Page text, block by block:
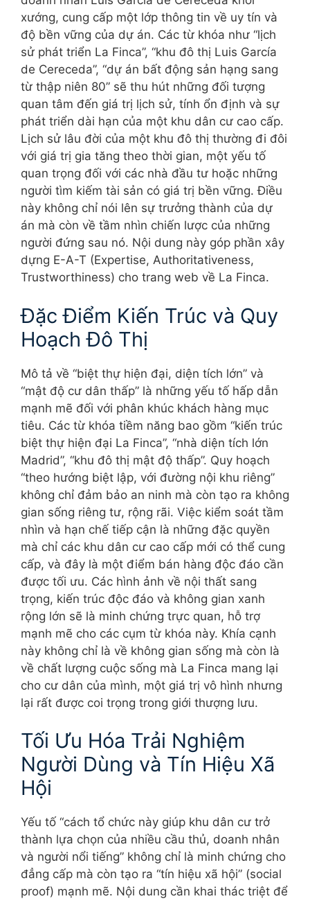
xướng, cung cấp một lớp thông tin về uy tín và
độ bền vững của dự án. Các từ khóa như “lịch
sử phát triển La Finca”, “khu đô thị Luis García
de Cereceda”, “dự án bất động sản hạng sang
từ thập niên 80” sẽ thu hút những đối tượng
quan tâm đến giá trị lịch sử, tính ổn định và sự
phát triển dài hạn của một khu dân cư cao cấp.
Lịch sử lâu đời của một khu đô thị thường đi đôi
với giá trị gia tăng theo thời gian, một yếu tố
quan trọng đối với các nhà đầu tư hoặc những
người tìm kiếm tài sản có giá trị bền vững. Điều
này không chỉ nói lên sự trưởng thành của dự
án mà còn về tầm nhìn chiến lược của những
người đứng sau nó. Nội dung này góp phần xây
dựng E-A-T (Expertise, Authoritativeness,
Trustworthiness) cho trang web về La Finca.
Đặc Điểm Kiến Trúc và Quy
Hoạch Đô Thị
Mô tả về “biệt thự hiện đại, diện tích lớn” và
“mật độ cư dân thấp” là những yếu tố hấp dẫn
mạnh mẽ đối với phân khúc khách hàng mục
tiêu. Các từ khóa tiềm năng bao gồm “kiến trúc
biệt thự hiện đại La Finca”, “nhà diện tích lớn
Madrid”, “khu đô thị mật độ thấp”. Quy hoạch
“theo hướng biệt lập, với đường nội khu riêng”
không chỉ đảm bảo an ninh mà còn tạo ra không
gian sống riêng tư, rộng rãi. Việc kiểm soát tầm
nhìn và hạn chế tiếp cận là những đặc quyền
mà chỉ các khu dân cư cao cấp mới có thể cung
cấp, và đây là một điểm bán hàng độc đáo cần
được tối ưu. Các hình ảnh về nội thất sang
trọng, kiến trúc độc đáo và không gian xanh
rộng lớn sẽ là minh chứng trực quan, hỗ trợ
mạnh mẽ cho các cụm từ khóa này. Khía cạnh
này không chỉ là về không gian sống mà còn là
về chất lượng cuộc sống mà La Finca mang lại
cho cư dân của mình, một giá trị vô hình nhưng
lại rất được coi trọng trong giới thượng lưu.
Tối Ưu Hóa Trải Nghiệm
Người Dùng và Tín Hiệu Xã
Hội
Yếu tố “cách tổ chức này giúp khu dân cư trở
thành lựa chọn của nhiều cầu thủ, doanh nhân
và người nổi tiếng” không chỉ là minh chứng cho
đẳng cấp mà còn tạo ra “tín hiệu xã hội” (social
proof) mạnh mẽ. Nội dung cần khai thác triệt để